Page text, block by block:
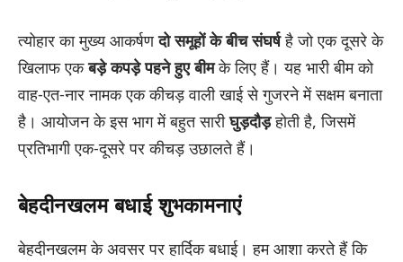
त्योहार का मुख्य आकर्षणदो समूहों के बीच संघर्षहै जो एक दूसरे के
खिलाफ एकबड़े कपड़े पहने हुए बीमके लिए हैं। यह भारी बीम को
वाह-एत-नार नामक एक कीचड़ वाली खाई से गुजरने में सक्षम बनाता
है। आयोजन के इस भाग में बहुत सारीघुड़दौड़होती है, जिसमें
प्रतिभागी एक-दूसरे पर कीचड़ उछालते हैं।
बेहदीनखलम बधाई शुभकामनाएं
बेहदीनखलम के अवसर पर हार्दिक बधाई। हम आशा करते हैं कि